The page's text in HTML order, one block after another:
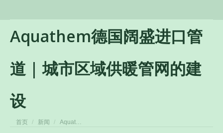
Aquathem德国阔盛进口管
道 | 城市区域供暖管网的建
设
您在这里：
首页 新闻 Aquat…